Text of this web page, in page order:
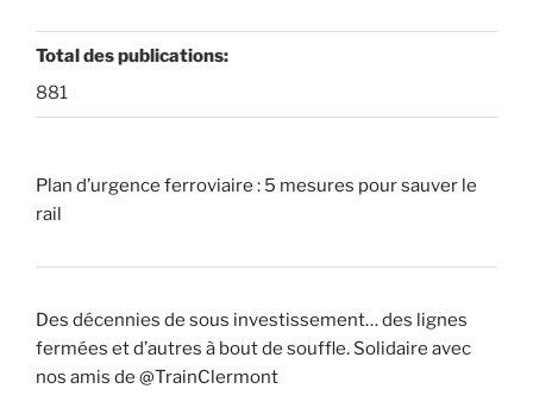
Total des publications:
881
Plan d’urgence ferroviaire : 5 mesures pour sauver le
rail
Des décennies de sous investissement… des lignes
fermées et d’autres à bout de souffle. Solidaire avec
nos amis de @TrainClermont